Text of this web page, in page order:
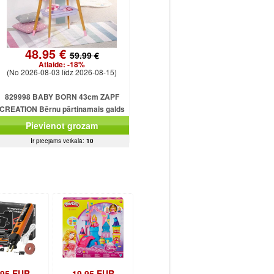
48.95 €59.99 €
Atlaide: -18%
(No 2026-08-03 līdz 2026-08-15)
829998 BABY BORN 43cm ZAPF
CREATION Bērnu pārtinamais galds
Pievienot grozam
Ir pieejams veikalā: 10